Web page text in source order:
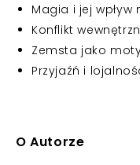
Magia i jej
Konflikt
Zemsta jako
Przyjaźń i
O Autorze